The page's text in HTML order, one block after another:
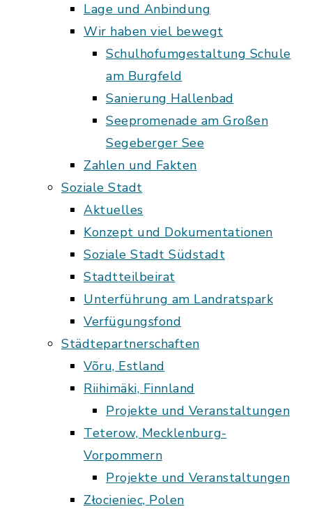
Lage und Anbindung
Wir haben viel bewegt
Schulhofumgestaltung Schule
am Burgfeld
Sanierung Hallenbad
Seepromenade am Großen
Segeberger See
Zahlen und Fakten
Soziale Stadt
Aktuelles
Konzept und Dokumentationen
Soziale Stadt Südstadt
Stadtteilbeirat
Unterführung am Landratspark
Verfügungsfond
Städtepartnerschaften
Võru, Estland
Riihimäki, Finnland
Projekte und Veranstaltungen
Teterow, Mecklenburg-
Vorpommern
Projekte und Veranstaltungen
Złocieniec, Polen